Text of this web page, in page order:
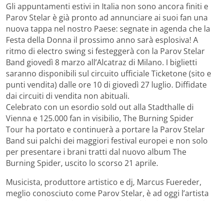
Gli appuntamenti estivi in Italia non sono ancora finiti e
Parov Stelar è già pronto ad annunciare ai suoi fan una
nuova tappa nel nostro Paese: segnate in agenda che la
Festa della Donna il prossimo anno sarà esplosiva! A
ritmo di electro swing si festeggerà con la Parov Stelar
Band giovedì 8 marzo all’Alcatraz di Milano. I biglietti
saranno disponibili sul circuito ufficiale Ticketone (sito e
punti vendita) dalle ore 10 di giovedì 27 luglio. Diffidate
dai circuiti di vendita non abituali.
Celebrato con un esordio sold out alla Stadthalle di
Vienna e 125.000 fan in visibilio, The Burning Spider
Tour ha portato e continuerà a portare la Parov Stelar
Band sui palchi dei maggiori festival europei e non solo
per presentare i brani tratti dal nuovo album The
Burning Spider, uscito lo scorso 21 aprile.
Musicista, produttore artistico e dj, Marcus Fuereder,
meglio conosciuto come Parov Stelar, è ad oggi l’artista